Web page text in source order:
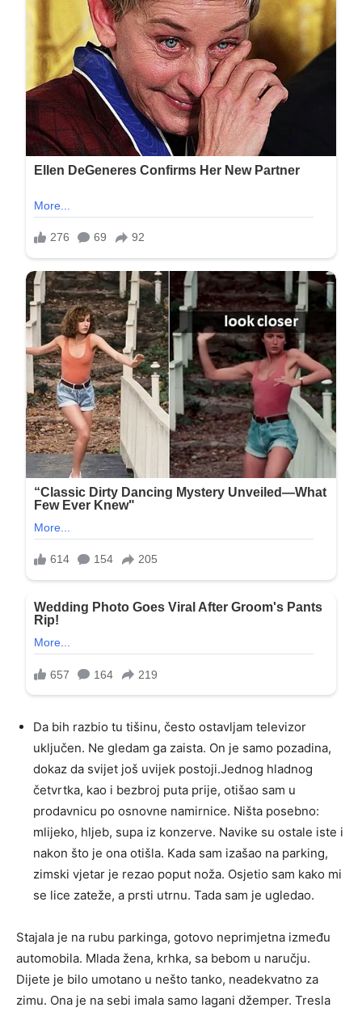
Da bih razbio tu tišinu, često ostavljam televizor
uključen. Ne gledam ga zaista. On je samo pozadina,
dokaz da svijet još uvijek postoji.Jednog hladnog
četvrtka, kao i bezbroj puta prije, otišao sam u
prodavnicu po osnovne namirnice. Ništa posebno:
mlijeko, hljeb, supa iz konzerve. Navike su ostale iste i
nakon što je ona otišla. Kada sam izašao na parking,
zimski vjetar je rezao poput noža. Osjetio sam kako mi
se lice zateže, a prsti utrnu. Tada sam je ugledao.
Stajala je na rubu parkinga, gotovo neprimjetna između
automobila. Mlada žena, krhka, sa bebom u naručju.
Dijete je bilo umotano u nešto tanko, neadekvatno za
zimu. Ona je na sebi imala samo lagani džemper. Tresla